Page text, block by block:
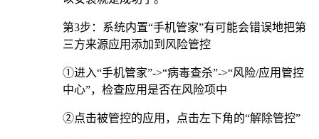
第3步：系统内置“手机管家”有可能会错误地把第
三方来源应用添加到风险管控
①进入“手机管家”->“病毒查杀”->“风险/应用管控
中心”，检查应用是否在风险项中
②点击被管控的应用，点击左下角的“解除管控”